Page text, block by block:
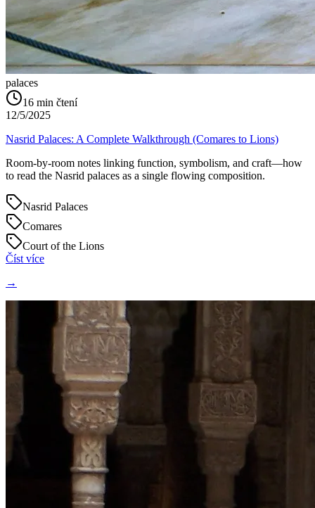
palaces
16 min čtení
12/5/2025
Nasrid Palaces: A Complete Walkthrough (Comares to Lions)
Room-by-room notes linking function, symbolism, and craft—how
to read the Nasrid palaces as a single flowing composition.
Nasrid Palaces
Comares
Court of the Lions
Číst více
→